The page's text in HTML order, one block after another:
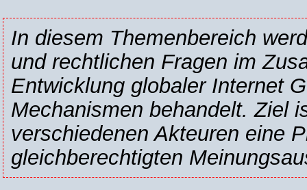
In diesem Themenbereich
und rechtlichen Fragen im
Entwicklung globaler Internet
Mechanismen behandelt. Ziel
verschiedenen Akteuren eine
gleichberechtigten